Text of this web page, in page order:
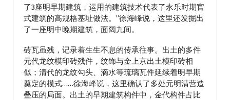
了3座明早期建筑，运用的建筑技术代表了永乐时期官
式建筑的高规格基址做法。”徐海峰说，这里还发掘出
了一座明中晚期建筑，面阔九间。
砖瓦虽残，记录着生生不息的传承往事。出土的多件
元代龙纹模印砖残件，纹饰与金上京出土模印砖相
似；清代的龙纹勾头、滴水等琉璃瓦件延续着明早期
奠定的模式……徐海峰说，这里确认了多处元明清营造
叠压的局面。出土的早期建筑构件中，金代构件占比